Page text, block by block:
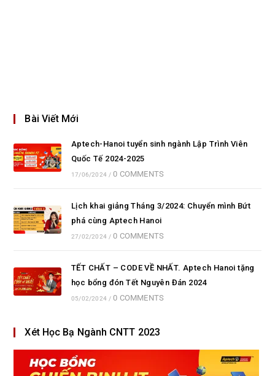
Bài Viết Mới
Aptech-Hanoi tuyển sinh ngành Lập Trình Viên
Quốc Tế 2024-2025
17/06/2024 / 0 COMMENTS
Lịch khai giảng Tháng 3/2024: Chuyển mình Bứt
phá cùng Aptech Hanoi
27/02/2024 / 0 COMMENTS
TẾT CHẤT – CODE VỀ NHẤT. Aptech Hanoi tặng
học bổng đón Tết Nguyên Đán 2024
05/02/2024 / 0 COMMENTS
Xét Học Bạ Ngành CNTT 2023